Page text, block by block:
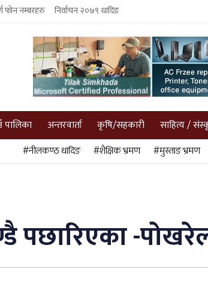
फोन नम्बरहरु निर्वाचन २०७९ धादिङ
पालिका अन्तरवार्ता कृषि/सहकारी साहित्य /
#नीलकण्ठ धादिङ #शैक्षिक भ्रमण #मुस्ताङ भ्रमण
पछारिएका -